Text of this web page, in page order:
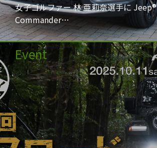
女子ゴルファー 林 亜莉奈選手に Jeep®
Commander…
Event